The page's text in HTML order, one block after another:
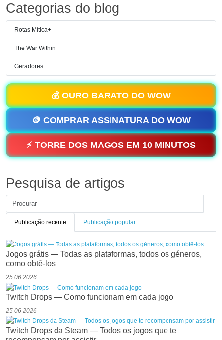
Categorias do blog
Rotas Mítica+
The War Within
Geradores
💰 OURO BARATO DO WOW
🪙 COMPRAR ASSINATURA DO WOW
⚡ TORRE DOS MAGOS EM 10 MINUTOS
Pesquisa de artigos
Publicação recente Publicação popular
Jogos grátis — Todas as plataformas, todos os géneros,
como obtê-los
25 06 2026
Twitch Drops — Como funcionam em cada jogo
25 06 2026
Twitch Drops da Steam — Todos os jogos que te